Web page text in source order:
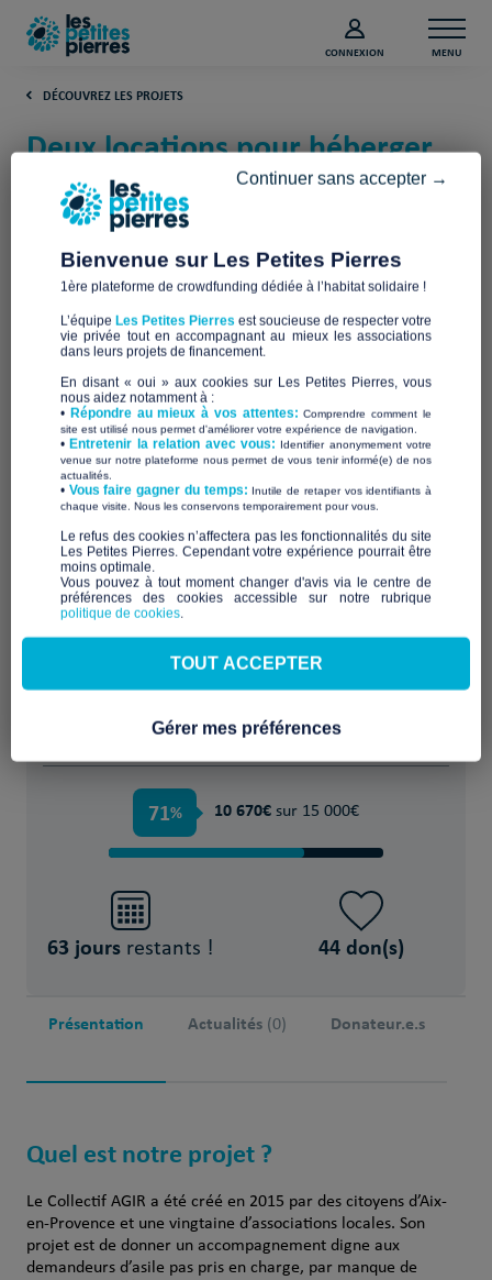
CONNEXION MENU
DÉCOUVREZ LES PROJETS
Deux locations pour héberger
des demandeurs d’asile
(Bouches-du-Rhône)
COLLECTIF AGIR
Sécurité et stabilité le temps d'examen de
leur demande d'asile
POUR
par l'Etat
71% 10 670€ sur 15 000€
63 joursrestants ! 44 don(s)
Présentation Actualités (0) Donateur.e.s
Quel est notre projet ?
Le Collectif AGIR a été créé en 2015 par des citoyens d’Aix-
en-Provence et une vingtaine d’associations locales. Son
projet est de donner un accompagnement digne aux
demandeurs d’asile pas pris en charge, par manque de
Bienvenue sur Les Petites Pierres
1ère plateforme de crowdfunding dédiée à l’habitat solidaire !
L’équipe Les Petites Pierres est soucieuse de respecter votre
vie privée tout en accompagnant au mieux les associations
dans leurs projets de financement.
En disant « oui » aux cookies sur Les Petites Pierres, vous
nous aidez notamment à :
• Répondre au mieux à vos attentes:Comprendre comment le
site est utilisé nous permet d'améliorer votre expérience de navigation.
•Entretenir la relation avec vous: Identifier anonymement votre
venue sur notre plateforme nous permet de vous tenir informé(e) de nos
actualités.
​• Vous faire gagner du temps: Inutile de retaper vos identifiants à
chaque visite. Nous les conservons temporairement pour vous.
​Le refus des cookies n’affectera pas les fonctionnalités du site
Les Petites Pierres. Cependant votre expérience pourrait être
moins optimale.​
Vous pouvez à tout moment changer d'avis via le centre de
préférences des cookies accessible sur notre rubrique
politique de cookies.
Continuer sans accepter →
TOUT ACCEPTER
Gérer mes préférences